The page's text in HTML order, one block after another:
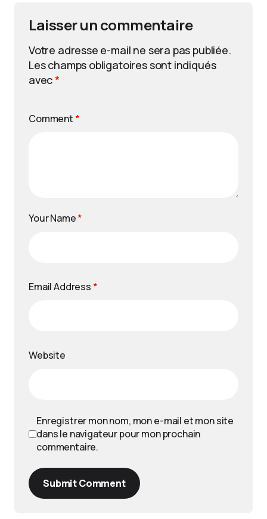
Laisser un commentaire
Votre adresse e-mail ne sera pas publiée.
Les champs obligatoires sont indiqués
avec*
Comment *
Your Name*
Email Address *
Website
Enregistrer mon nom, mon e-mail et mon site
dans le navigateur pour mon prochain
commentaire.
Submit Comment